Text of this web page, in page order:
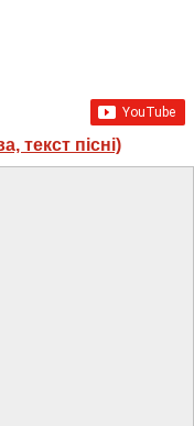
текст пісні)